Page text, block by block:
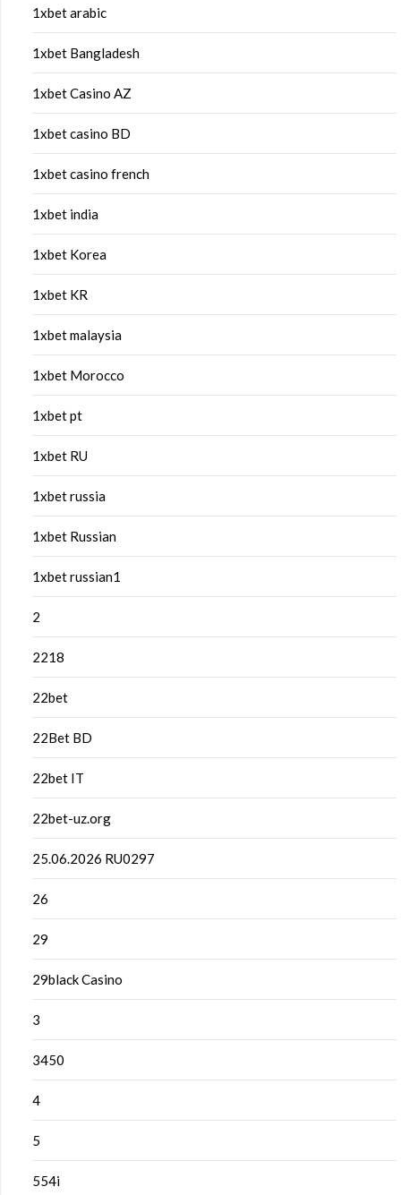
1xbet arabic
1xbet Bangladesh
1xbet Casino AZ
1xbet casino BD
1xbet casino french
1xbet india
1xbet Korea
1xbet KR
1xbet malaysia
1xbet Morocco
1xbet pt
1xbet RU
1xbet russia
1xbet Russian
1xbet russian1
2
2218
22bet
22Bet BD
22bet IT
22bet-uz.org
25.06.2026 RU0297
26
29
29black Casino
3
3450
4
5
554i